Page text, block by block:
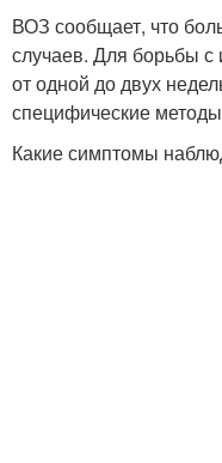
ВОЗ сообщает, что
случаев. Для борьбы с
от одной до двух
специфические
Какие симптомы